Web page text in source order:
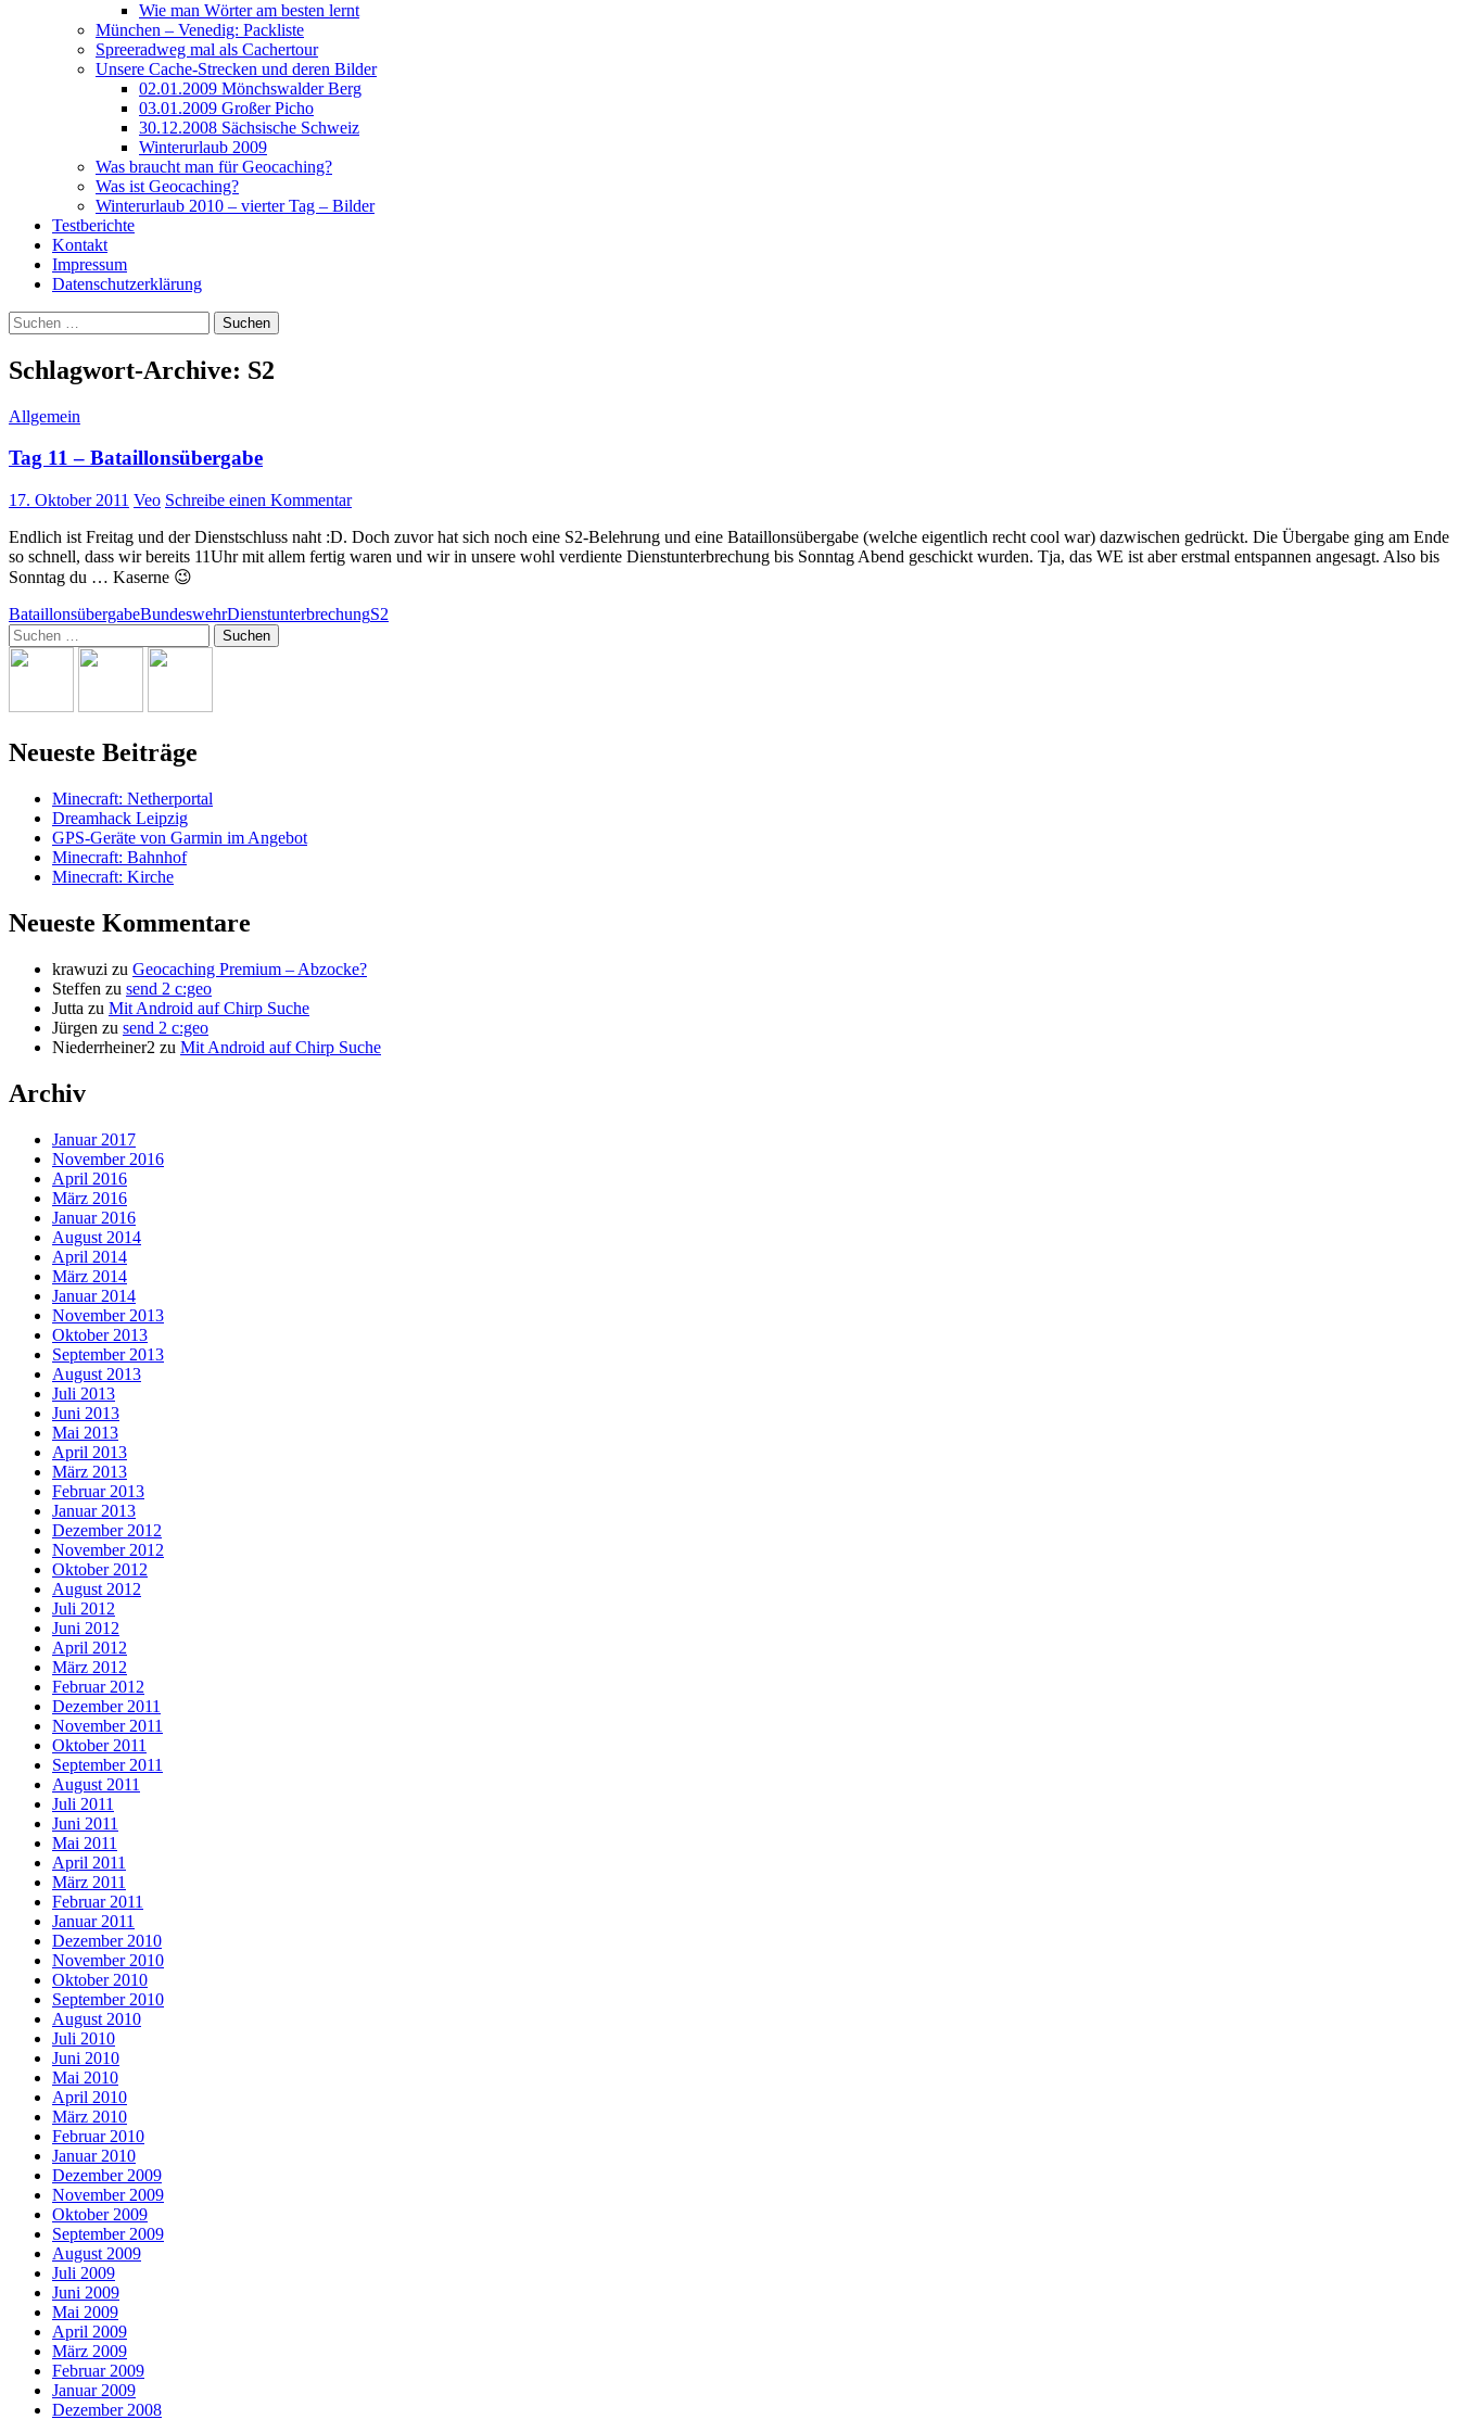
Wie man Wörter am besten lernt
München – Venedig: Packliste
Spreeradweg mal als Cachertour
Unsere Cache-Strecken und deren Bilder
02.01.2009 Mönchswalder Berg
03.01.2009 Großer Picho
30.12.2008 Sächsische Schweiz
Winterurlaub 2009
Was braucht man für Geocaching?
Was ist Geocaching?
Winterurlaub 2010 – vierter Tag – Bilder
Testberichte
Kontakt
Impressum
Datenschutzerklärung
Suchen
nach:
Schlagwort-Archive: S2
Allgemein
Tag 11 – Bataillonsübergabe
17. Oktober 2011 Veo Schreibe einen Kommentar
Endlich ist Freitag und der Dienstschluss naht :D. Doch zuvor hat sich noch eine S2-Belehrung und eine Bataillonsübergabe (welche eigentlich recht cool war) dazwischen gedrückt. Die Übergabe ging am Ende
so schnell, dass wir bereits 11Uhr mit allem fertig waren und wir in unsere wohl verdiente Dienstunterbrechung bis Sonntag Abend geschickt wurden. Tja, das WE ist aber erstmal entspannen angesagt. Also bis
Sonntag du … Kaserne 😉
BataillonsübergabeBundeswehrDienstunterbrechungS2
Suchen
nach:
Neueste Beiträge
Minecraft: Netherportal
Dreamhack Leipzig
GPS-Geräte von Garmin im Angebot
Minecraft: Bahnhof
Minecraft: Kirche
Neueste Kommentare
krawuzi zu Geocaching Premium – Abzocke?
Steffen zu send 2 c:geo
Jutta zu Mit Android auf Chirp Suche
Jürgen zu send 2 c:geo
Niederrheiner2 zu Mit Android auf Chirp Suche
Archiv
Januar 2017
November 2016
April 2016
März 2016
Januar 2016
August 2014
April 2014
März 2014
Januar 2014
November 2013
Oktober 2013
September 2013
August 2013
Juli 2013
Juni 2013
Mai 2013
April 2013
März 2013
Februar 2013
Januar 2013
Dezember 2012
November 2012
Oktober 2012
August 2012
Juli 2012
Juni 2012
April 2012
März 2012
Februar 2012
Dezember 2011
November 2011
Oktober 2011
September 2011
August 2011
Juli 2011
Juni 2011
Mai 2011
April 2011
März 2011
Februar 2011
Januar 2011
Dezember 2010
November 2010
Oktober 2010
September 2010
August 2010
Juli 2010
Juni 2010
Mai 2010
April 2010
März 2010
Februar 2010
Januar 2010
Dezember 2009
November 2009
Oktober 2009
September 2009
August 2009
Juli 2009
Juni 2009
Mai 2009
April 2009
März 2009
Februar 2009
Januar 2009
Dezember 2008